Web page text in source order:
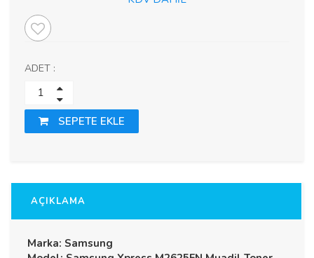
ADET :
SEPETE EKLE
AÇIKLAMA
Marka: Samsung